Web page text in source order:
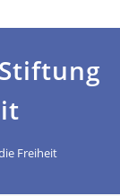
Freiheit